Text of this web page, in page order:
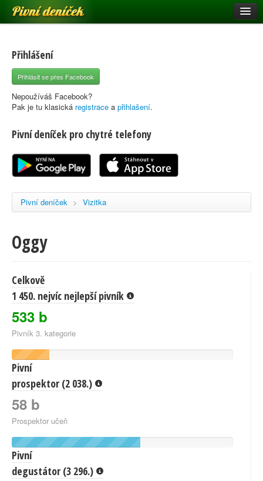
Pivní deníček
Pivní mapa
Pivní značky
Nápověda
Registrace
Přihlášení
Přihlásit se přes Facebook
Nepoužíváš Facebook?
Pak je tu klasická registrace a přihlašení.
Pivní deníček pro chytré telefony
Pivní deníček > Vizitka
Oggy
Celkově
1 450. nejvíc nejlepší pivník
533 b
Pivník 3. kategorie
Pivní
prospektor (2 038.)
58 b
Prospektor učeň
Pivní
degustátor (3 296.)